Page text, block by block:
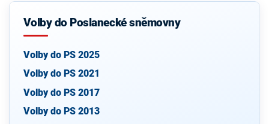
Volby do Poslanecké sněmovny
Volby do PS 2025
Volby do PS 2021
Volby do PS 2017
Volby do PS 2013